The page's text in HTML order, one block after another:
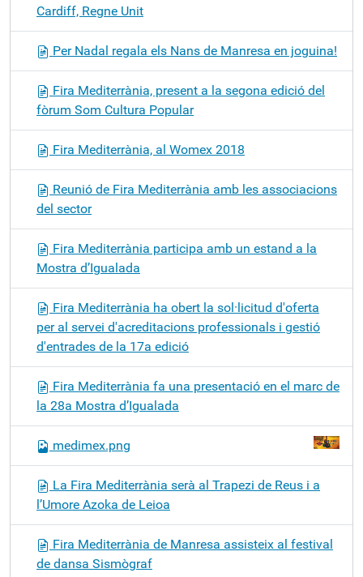
Cardiff, Regne Unit
Per Nadal regala els Nans de Manresa en joguina!
Fira Mediterrània, present a la segona edició del
fòrum Som Cultura Popular
Fira Mediterrània, al Womex 2018
Reunió de Fira Mediterrània amb les associacions
del sector
Fira Mediterrània participa amb un estand a la
Mostra d’Igualada
Fira Mediterrània ha obert la sol·licitud d'oferta
per al servei d'acreditacions professionals i gestió
d'entrades de la 17a edició
Fira Mediterrània fa una presentació en el marc de
la 28a Mostra d’Igualada
medimex.png
La Fira Mediterrània serà al Trapezi de Reus i a
l’Umore Azoka de Leioa
Fira Mediterrània de Manresa assisteix al festival
de dansa Sismògraf